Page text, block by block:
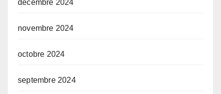
décembre 2024
novembre 2024
octobre 2024
septembre 2024